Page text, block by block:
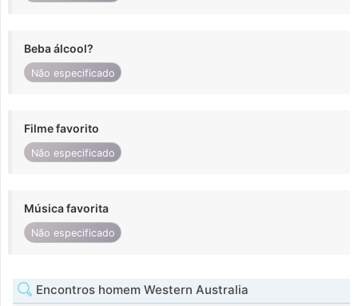
Beba álcool?
Não especificado
Filme favorito
Não especificado
Música favorita
Não especificado
Encontros homem Western Australia